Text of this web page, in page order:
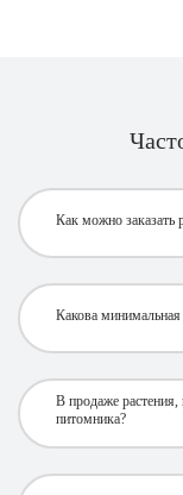
Как можно заказать
Какова минимальная
В продаже
питомника?